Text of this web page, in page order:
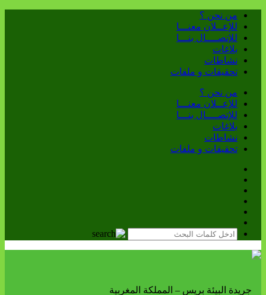
من نحن ؟
للإعــلان معنـــا
للإتصــــال بنـــا
بلاغات
نشاطات
تحقيقات و ملفات
من نحن ؟
للإعــلان معنـــا
للإتصــــال بنـــا
بلاغات
نشاطات
تحقيقات و ملفات